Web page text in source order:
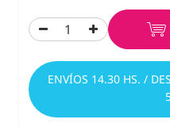
ENVÍOS 14.30 HS. /